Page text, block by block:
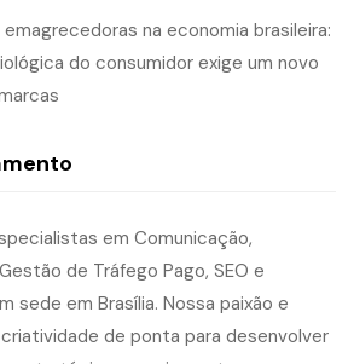
na economia brasileira:
do consumidor exige um novo